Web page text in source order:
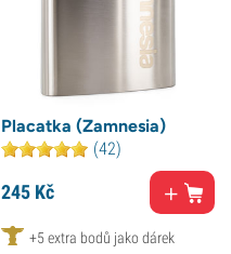
Placatka (Zamnesia)
(42)
245 Kč
+5 extra bodů jako dárek